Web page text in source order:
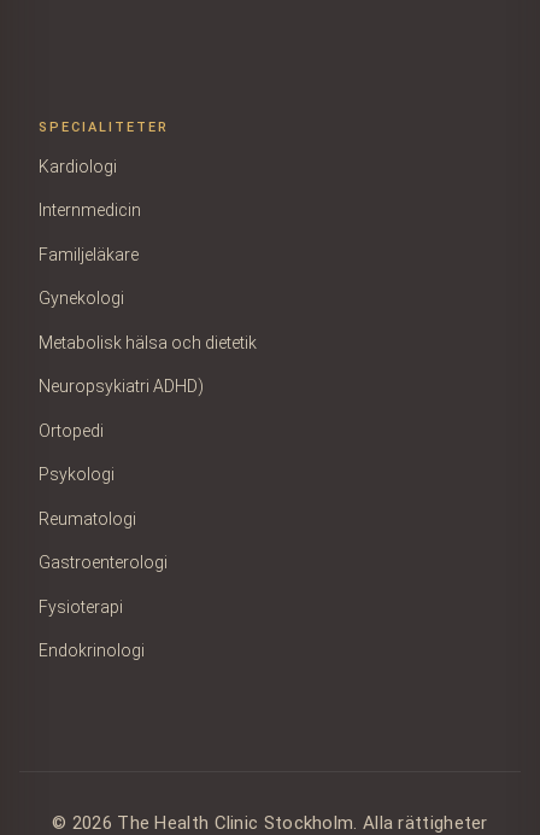
SPECIALITETER
Kardiologi
Internmedicin
Familjeläkare
Gynekologi
Metabolisk hälsa och dietetik
Neuropsykiatri ADHD)
Ortopedi
Psykologi
Reumatologi
Gastroenterologi
Fysioterapi
Endokrinologi
© 2026 The Health Clinic Stockholm. Alla rättigheter